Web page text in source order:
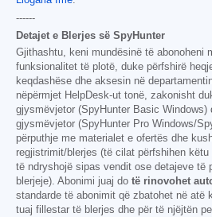
------
Detajet e Blerjes së SpyHunter
Gjithashtu, keni mundësinë të abonoheni
funksionalitet të plotë, duke përfshirë
keqdashëse dhe aksesin në
nëpërmjet HelpDesk-ut tonë, zakonisht
gjysmëvjetor (SpyHunter Basic Windows)
gjysmëvjetor (SpyHunter Pro Windows/
përputhje me materialet e ofertës dhe
regjistrimit/blerjes (të cilat përfshihen
të ndryshojë sipas vendit ose detajeve të
blerjeje). Abonimi juaj do të rinovohet
standarde të abonimit që zbatohet në atë
tuaj fillestar të blerjes dhe për të njëjtën